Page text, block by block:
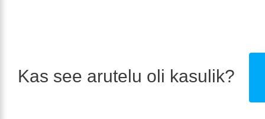
Kas see arutelu oli kasulik?